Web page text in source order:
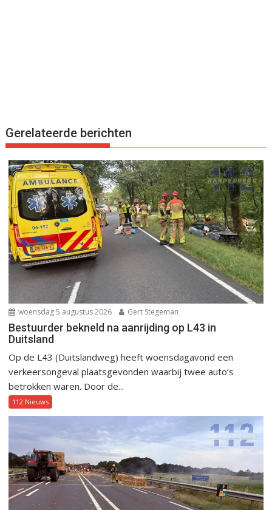
Gerelateerde berichten
woensdag 5 augustus 2026 Gert Stegeman
Bestuurder bekneld na aanrijding op L43 in
Duitsland
Op de L43 (Duitslandweg) heeft woensdagavond een
verkeersongeval plaatsgevonden waarbij twee auto’s
betrokken waren. Door de...
112 Nieuws